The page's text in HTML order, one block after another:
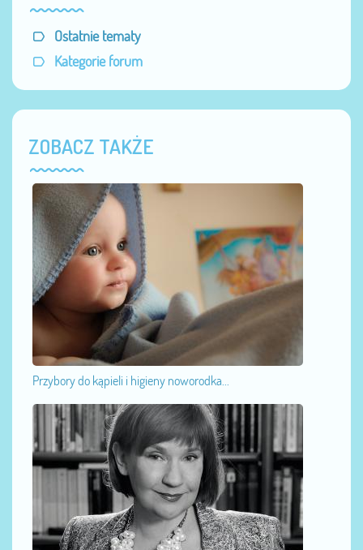
Ostatnie tematy
Kategorie forum
ZOBACZ TAKŻE
Przybory do kąpieli i higieny noworodka...